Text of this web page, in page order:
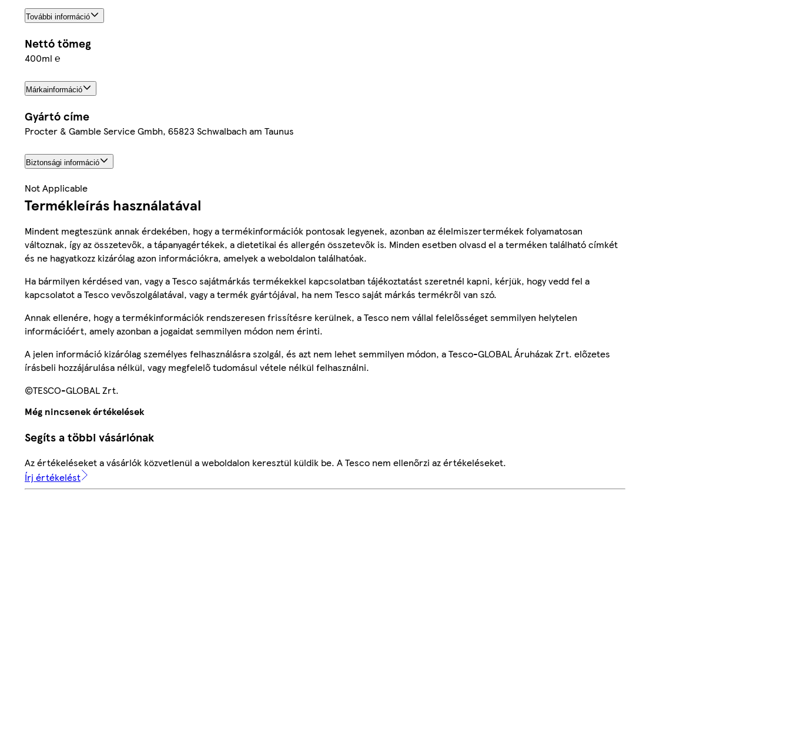
További információ
Nettó tömeg
400ml ℮
Márkainformáció
Gyártó címe
Procter & Gamble Service Gmbh, 65823 Schwalbach am Taunus
Biztonsági információ
Not Applicable
Termékleírás használatával
Mindent megteszünk annak érdekében, hogy a termékinformációk pontosak legyenek, azonban az élelmiszertermékek folyamatosan
változnak, így az összetevők, a tápanyagértékek, a dietetikai és allergén összetevők is. Minden esetben olvasd el a terméken található címkét
és ne hagyatkozz kizárólag azon információkra, amelyek a weboldalon találhatóak.
Ha bármilyen kérdésed van, vagy a Tesco sajátmárkás termékekkel kapcsolatban tájékoztatást szeretnél kapni, kérjük, hogy vedd fel a
kapcsolatot a Tesco vevőszolgálatával, vagy a termék gyártójával, ha nem Tesco saját márkás termékről van szó.
Annak ellenére, hogy a termékinformációk rendszeresen frissítésre kerülnek, a Tesco nem vállal felelősséget semmilyen helytelen
információért, amely azonban a jogaidat semmilyen módon nem érinti.
A jelen információ kizárólag személyes felhasználásra szolgál, és azt nem lehet semmilyen módon, a Tesco-GLOBAL Áruházak Zrt. előzetes
írásbeli hozzájárulása nélkül, vagy megfelelő tudomásul vétele nélkül felhasználni.
©TESCO-GLOBAL Zrt.
Még nincsenek értékelések
Segíts a többi vásárlónak
Az értékeléseket a vásárlók közvetlenül a weboldalon keresztül küldik be. A Tesco nem ellenőrzi az értékeléseket.
Írj értékelést